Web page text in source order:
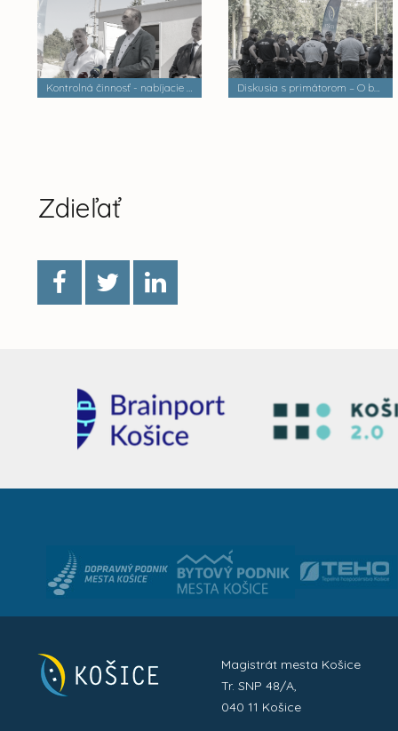
Kontrolná činnosť - nabíjacie stanice elektrobusov Diskusia s primátorom – O bezpečnosti a verejnom poriadku
Zdieľať
Magistrát mesta Košice
Tr. SNP 48/A,
040 11 Košice